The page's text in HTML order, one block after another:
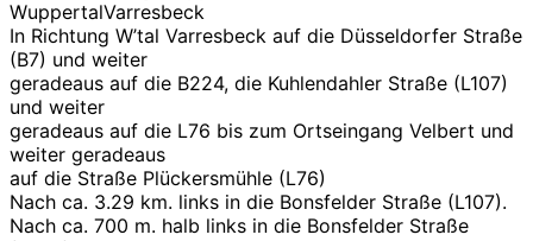
WuppertalVarresbeck
In Richtung W’tal Varresbeck auf die Düsseldorfer Straße
(B7) und weiter
geradeaus auf die B224, die Kuhlendahler Straße (L107)
und weiter
geradeaus auf die L76 bis zum Ortseingang Velbert und
weiter geradeaus
auf die Straße Plückersmühle (L76)
Nach ca. 3.29 km. links in die Bonsfelder Straße (L107).
Nach ca. 700 m. halb links in die Bonsfelder Straße